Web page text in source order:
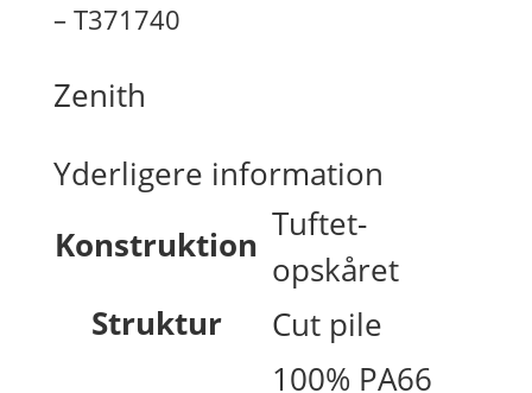
– T371740
Zenith
Yderligere information
Konstruktion Tuftet-
opskåret
Struktur
Cut pile
100% PA66